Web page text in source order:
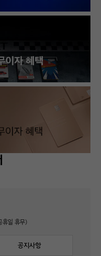
휴일 휴무)
공지사항